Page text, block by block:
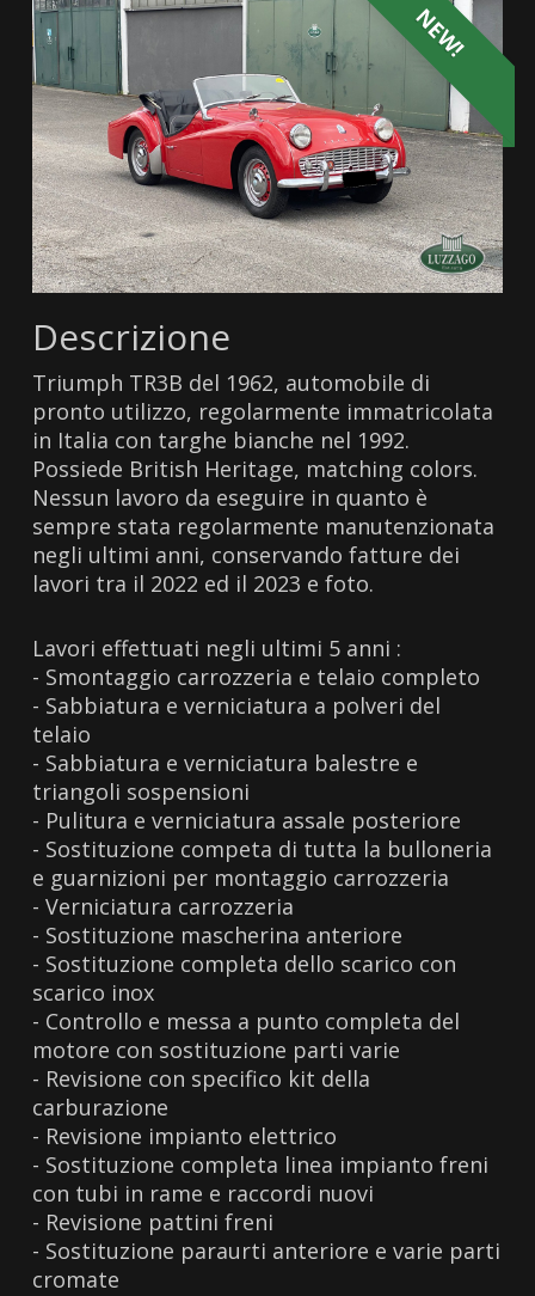
NEW!
Descrizione
Triumph TR3B del 1962, automobile di
pronto utilizzo, regolarmente immatricolata
in Italia con targhe bianche nel 1992.
Possiede British Heritage, matching colors.
Nessun lavoro da eseguire in quanto è
sempre stata regolarmente manutenzionata
negli ultimi anni, conservando fatture dei
lavori tra il 2022 ed il 2023 e foto.
Lavori effettuati negli ultimi 5 anni :
- Smontaggio carrozzeria e telaio completo
- Sabbiatura e verniciatura a polveri del
telaio
- Sabbiatura e verniciatura balestre e
triangoli sospensioni
- Pulitura e verniciatura assale posteriore
- Sostituzione competa di tutta la bulloneria
e guarnizioni per montaggio carrozzeria
- Verniciatura carrozzeria
- Sostituzione mascherina anteriore
- Sostituzione completa dello scarico con
scarico inox
- Controllo e messa a punto completa del
motore con sostituzione parti varie
- Revisione con specifico kit della
carburazione
- Revisione impianto elettrico
- Sostituzione completa linea impianto freni
con tubi in rame e raccordi nuovi
- Revisione pattini freni
- Sostituzione paraurti anteriore e varie parti
cromate